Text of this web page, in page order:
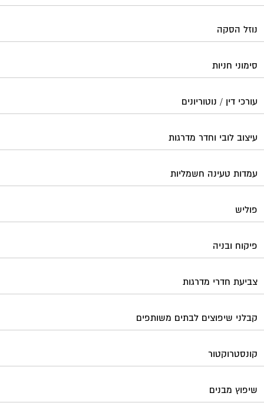
נוזל הסקה
סימוני חניות
עורכי דין / נוטוריונים
עיצוב לובי וחדר מדרגות
עמדות טעינה חשמליות
פוליש
פיקוח ובניה
צביעת חדרי מדרגות
קבלני שיפוצים לבתים משותפים
קונסטרוקטור
שיפוץ מבנים